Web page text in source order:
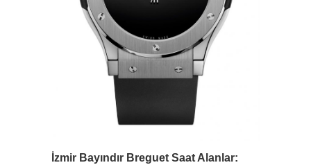
İzmir Bayındır Breguet Saat Alanlar: